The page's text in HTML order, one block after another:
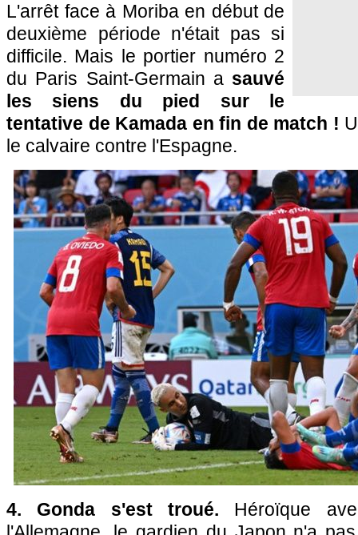
L'arrêt face à Moriba en début de
deuxième période n'était pas si
difficile. Mais le portier numéro 2
du Paris Saint-Germain a sauvé
les siens du pied sur le
tentative de Kamada en fin de match !
le calvaire contre l'Espagne.
4. Gonda s'est troué. Héroïque